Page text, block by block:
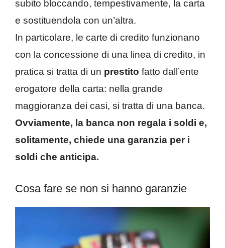
subito bloccando, tempestivamente, la carta
e sostituendola con un’altra.
In particolare, le carte di credito funzionano
con la concessione di una linea di credito, in
pratica si tratta di un prestito fatto dall’ente
erogatore della carta: nella grande
maggioranza dei casi, si tratta di una banca.
Ovviamente, la banca non regala i soldi e,
solitamente, chiede una garanzia per i
soldi che anticipa.
Cosa fare se non si hanno garanzie